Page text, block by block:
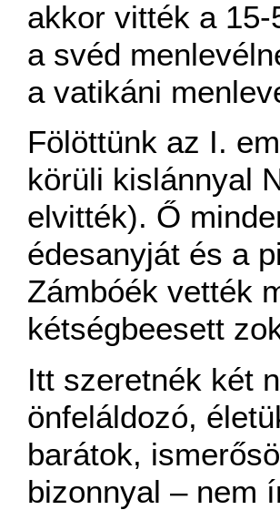
akkor vitték a
a svéd
a vatikáni
Fölöttünk az I.
körüli kislánnyal
elvitték). Ő
édesanyját és a
Zámbóék vették
kétségbeesett
Itt szeretnék két
önfeláldozó,
barátok,
bizonnyal – nem